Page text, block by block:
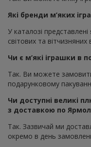
Які бренди м’яких
У каталозі представлені
світових та
Чи є м’які іграшки в
Так. Ви можете
подарунковому
Чи доступні великі
з доставкою по
Так. Зазвичай ми
окремо в день